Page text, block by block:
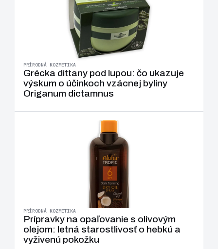
PRÍRODNÁ KOZMETIKA
Grécka dittany pod lupou: čo ukazuje
výskum o účinkoch vzácnej byliny
Origanum dictamnus
PRÍRODNÁ KOZMETIKA
Prípravky na opaľovanie s olivovým
olejom: letná starostlivosť o hebkú a
vyživenú pokožku